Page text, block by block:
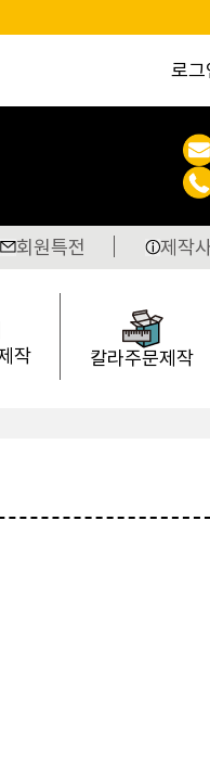
로그
회원특전 제작
작 칼라주문제작